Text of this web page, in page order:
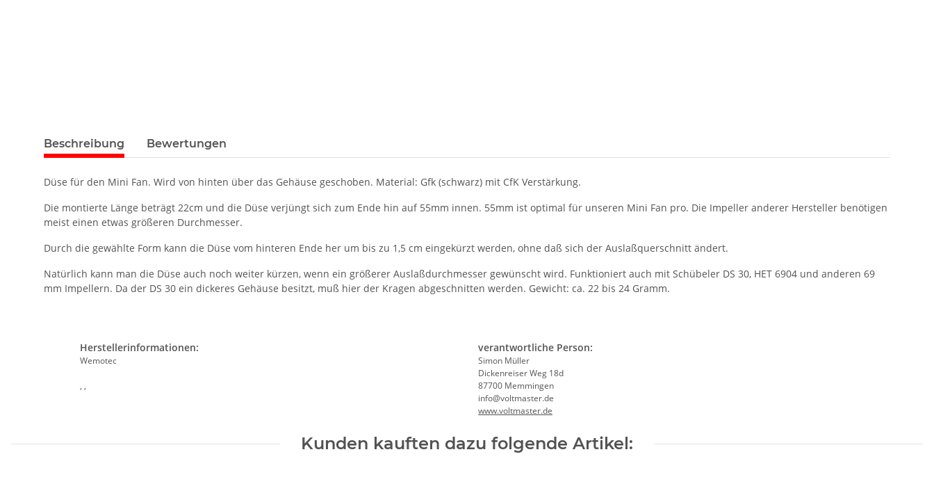
Beschreibung Bewertungen
Düse für den Mini Fan. Wird von hinten über das Gehäuse geschoben. Material: Gfk (schwarz) mit CfK Verstärkung.
Die montierte Länge beträgt 22cm und die Düse verjüngt sich zum Ende hin auf 55mm innen. 55mm ist optimal für unseren Mini Fan pro. Die Impeller anderer Hersteller benötigen
meist einen etwas größeren Durchmesser.
Durch die gewählte Form kann die Düse vom hinteren Ende her um bis zu 1,5 cm eingekürzt werden, ohne daß sich der Auslaßquerschnitt ändert.
Natürlich kann man die Düse auch noch weiter kürzen, wenn ein größerer Auslaßdurchmesser gewünscht wird. Funktioniert auch mit Schübeler DS 30, HET 6904 und anderen 69
mm Impellern. Da der DS 30 ein dickeres Gehäuse besitzt, muß hier der Kragen abgeschnitten werden. Gewicht: ca. 22 bis 24 Gramm.
Herstellerinformationen:
Wemotec
, ,
verantwortliche Person:
Simon Müller
Dickenreiser Weg 18d
87700 Memmingen
info@voltmaster.de
www.voltmaster.de
Kunden kauften dazu folgende Artikel: